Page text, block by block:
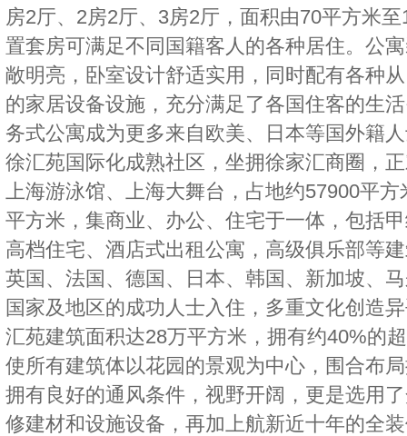
房2厅、2房2厅、3房2厅，面积由70平方米
置套房可满足不同国籍客人的各种居住。公
敞明亮，卧室设计舒适实用，同时配有各种
的家居设备设施，充分满足了各国住客的生
务式公寓成为更多来自欧美、日本等国外籍
徐汇苑国际化成熟社区，坐拥徐家汇商圈，
上海游泳馆、上海大舞台，占地约57900平
平方米，集商业、办公、住宅于一体，包括
高档住宅、酒店式出租公寓，高级俱乐部等
英国、法国、德国、日本、韩国、新加坡、
国家及地区的成功人士入住，多重文化创造
汇苑建筑面积达28万平方米，拥有约40%的
使所有建筑体以花园的景观为中心，围合布
拥有良好的通风条件，视野开阔，更是选用
修建材和设施设备，再加上航新近十年的全